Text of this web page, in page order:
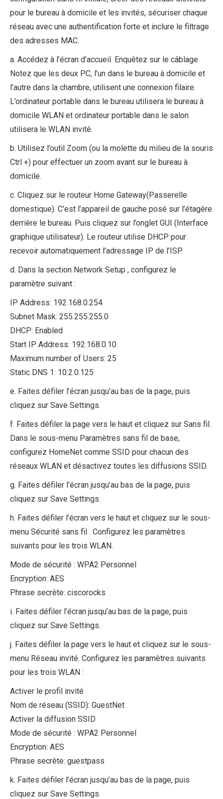
pour le bureau à domicile et les invités, sécuriser chaque
réseau avec une authentification forte et inclure le filtrage
des adresses MAC.
a. Accédez à l’écran d’accueil. Enquêtez sur le câblage.
Notez que les deux PC, l’un dans le bureau à domicile et
l’autre dans la chambre, utilisent une connexion filaire.
L’ordinateur portable dans le bureau utilisera le bureau à
domicile WLAN et ordinateur portable dans le salon
utilisera le WLAN invité.
b. Utilisez l’outil Zoom (ou la molette du milieu de la souris
Ctrl +) pour effectuer un zoom avant sur le bureau à
domicile.
c. Cliquez sur le routeur Home Gateway(Passerelle
domestique). C’est l’appareil de gauche posé sur l’étagère
derrière le bureau. Puis cliquez sur l’onglet GUI (Interface
graphique utilisateur). Le routeur utilise DHCP pour
recevoir automatiquement l’adressage IP de l’ISP.
d. Dans la section Network Setup , configurez le
paramètre suivant :
IP Address: 192.168.0.254
Subnet Mask: 255.255.255.0
DHCP: Enabled
Start IP Address: 192.168.0.10
Maximum number of Users: 25
Static DNS 1: 10.2.0.125
e. Faites défiler l’écran jusqu’au bas de la page, puis
cliquez sur Save Settings.
f. Faites défiler la page vers le haut et cliquez sur Sans fil.
Dans le sous-menu Paramètres sans fil de base,
configurez HomeNet comme SSID pour chacun des
réseaux WLAN et désactivez toutes les diffusions SSID.
g. Faites défiler l’écran jusqu’au bas de la page, puis
cliquez sur Save Settings.
h. Faites défiler l’écran vers le haut et cliquez sur le sous-
menu Sécurité sans fil . Configurez les paramètres
suivants pour les trois WLAN.
Mode de sécurité : WPA2 Personnel
Encryption: AES
Phrase secrète: ciscorocks
i. Faites défiler l’écran jusqu’au bas de la page, puis
cliquez sur Save Settings.
j. Faites défiler la page vers le haut et cliquez sur le sous-
menu Réseau invité. Configurez les paramètres suivants
pour les trois WLAN :
Activer le profil invité
Nom de réseau (SSID): GuestNet
Activer la diffusion SSID
Mode de sécurité : WPA2 Personnel
Encryption: AES
Phrase secrète: guestpass
k. Faites défiler l’écran jusqu’au bas de la page, puis
cliquez sur Save Settings.